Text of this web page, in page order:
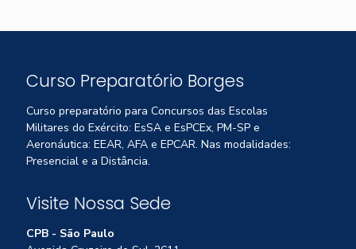
Curso Preparatório Borges
Curso preparatório para Concursos das Escolas
Militares do Exército: EsSA e EsPCEx, PM-SP e
Aeronáutica: EEAR, AFA e EPCAR. Nas modalidades:
Presencial e a Distância.
Visite Nossa Sede
CPB - São Paulo